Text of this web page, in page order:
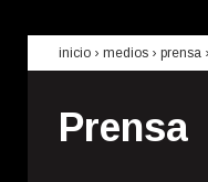
inicio › medios › prensa
Prensa